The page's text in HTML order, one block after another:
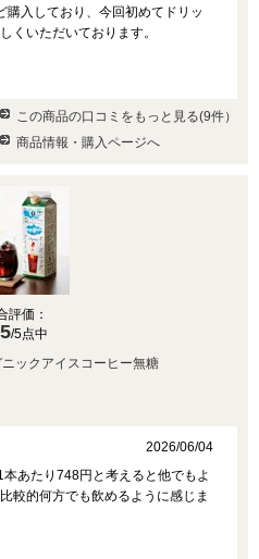
購入しており、今回初めてドリッ
くいただいております。
この商品の口コミをもっと見る(9件）
商品情報・購入ページへ
評価：
/5点中
ックアイスコーヒー無糖
2026/06/04
あたり748円と考えると他でもよ
較的何方でも飲めるように感じま